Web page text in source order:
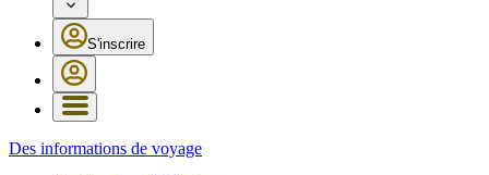
S'inscrire
Des informations de voyage